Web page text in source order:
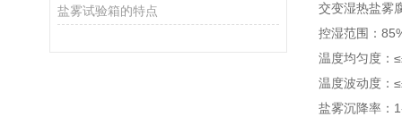
盐雾试验箱的特点
交变湿热盐雾
控湿范围：
温度均匀度：
温度波动度：
盐雾沉降率：